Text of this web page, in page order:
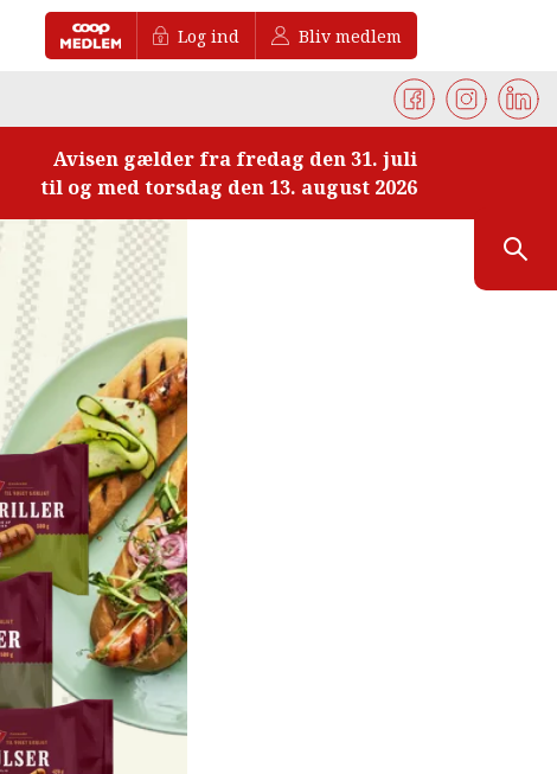
Log ind Bliv medlem
Avisen gælder fra fredag den 31. juli
til og med torsdag den 13. august 2026